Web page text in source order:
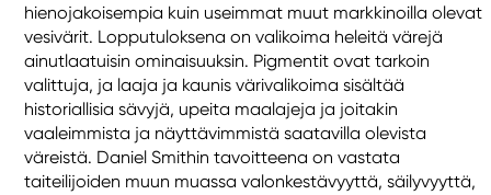
hienojakoisempia kuin useimmat muut markkinoilla olevat
vesivärit. Lopputuloksena on valikoima heleitä värejä
ainutlaatuisin ominaisuuksin. Pigmentit ovat tarkoin
valittuja, ja laaja ja kaunis värivalikoima sisältää
historiallisia sävyjä, upeita maalajeja ja joitakin
vaaleimmista ja näyttävimmistä saatavilla olevista
väreistä. Daniel Smithin tavoitteena on vastata
taiteilijoiden muun muassa valonkestävyyttä, säilyvyyttä,